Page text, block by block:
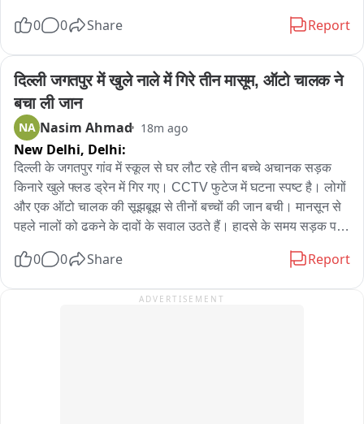
की लहर दौड़ गई थी। शहीद विष्णु बघेल का तिरंगे में लिपटा पार्थिव शरीर
के लिए क्षेत्र के कई जनप्रतिनिधि और हजारों की संख्या में लोग पहुंचे।
उनके पार्थिव शरीर को CRPF के सजे धजे वाहन पर रखकर क्षेत्र भ्रमण
उपरांत मोक्षधाम पहुंचा, जहां CRPF के जवानों ने उन्हें गार्ड ऑफ ऑनर
दिया। इसके बाद पूरे राजकीय सम्मान के साथ उनका अंतिम संस्कार किया
गया।
0 0 Share Report
दिल्ली जगतपुर में खुले नाले में गिरे तीन मासूम, ऑटो चालक ने
बचा ली जान
NA Nasim Ahmad 18m ago
New Delhi, Delhi:
दिल्ली के जगतपुर गांव में स्कूल से घर लौट रहे तीन बच्चे अचानक सड़क
किनारे खुले फ्लड ड्रेन में गिर गए। CCTV फुटेज में घटना स्पष्ट है। लोगों
और एक ऑटो चालक की सूझबूझ से तीनों बच्चों की जान बची। मानसून से
पहले नालों को ढकने के दावों के सवाल उठते हैं। हादसे के समय सड़क पर
प्रशासन की तैयारी पर सवाल उठते हैं क्योंकि राजधानी में कई फ्लड ड्रेन
0 0 Share Report
ADVERTISEMENT